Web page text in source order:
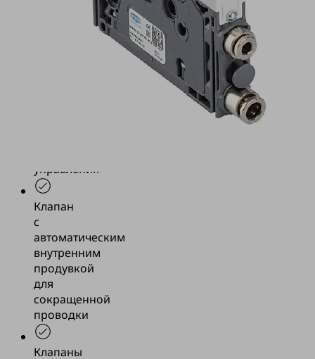
управления
Клапан
с
автоматическим
внутренним
продувкой
для
сокращенной
проводки
Клапаны